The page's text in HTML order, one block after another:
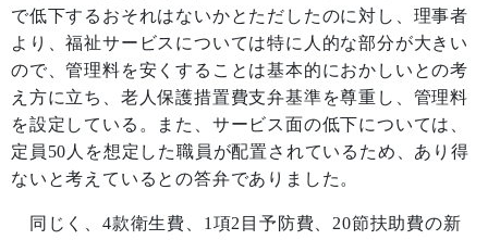
で低下するおそれはないかとただしたのに対し、理事者
より、福祉サービスについては特に人的な部分が大きい
ので、管理料を安くすることは基本的におかしいとの考
え方に立ち、老人保護措置費支弁基準を尊重し、管理料
を設定している。また、サービス面の低下については、
定員 50 人を想定した職員が配置されているため、あり得
ないと考えているとの答弁でありました。
同じく、 4款衛生費、 1 項2 目予防費、 20節扶助費の新